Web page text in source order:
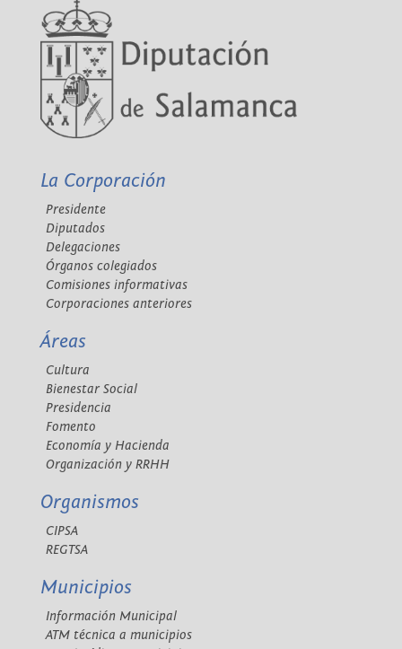
La Corporación
Presidente
Diputados
Delegaciones
Órganos colegiados
Comisiones informativas
Corporaciones anteriores
Áreas
Cultura
Bienestar Social
Presidencia
Fomento
Economía y Hacienda
Organización y RRHH
Organismos
CIPSA
REGTSA
Municipios
Información Municipal
ATM técnica a municipios